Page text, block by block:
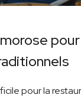
pour la